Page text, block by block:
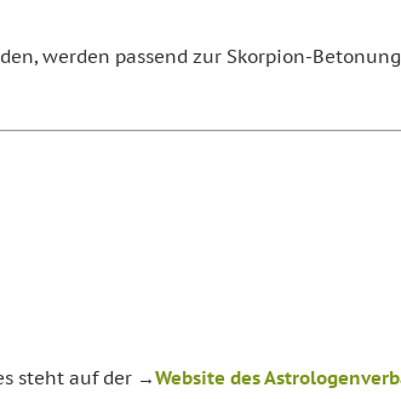
werden passend zur Skorpion-
steht auf der →Website des